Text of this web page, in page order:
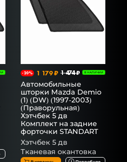
-20% 1 179 ₽ 1 474 ₽ В НАЛИЧИИ
Автомобильные
шторки Mazda Demio
(1) (DW) (1997-2003)
(Праворульная)
Хэтчбек 5 дв
Комплект на задние
форточки STANDART
Хэтчбек 5 дв
Тканевая окантовка